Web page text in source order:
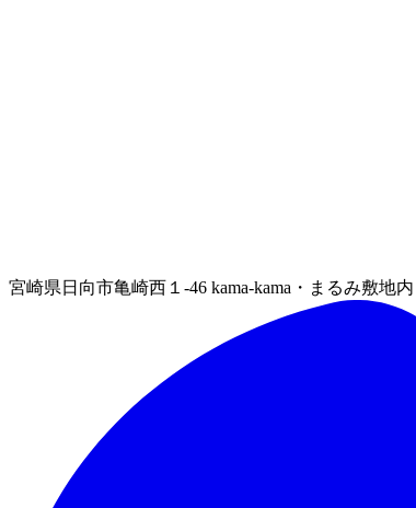
宮崎県日向市亀崎西１-46 kama-kama・まるみ敷地内